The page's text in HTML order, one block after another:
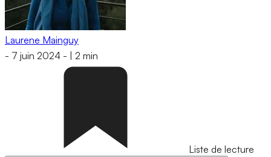
Laurene Mainguy
- 7 juin 2024 - 2 min
Liste de lecture